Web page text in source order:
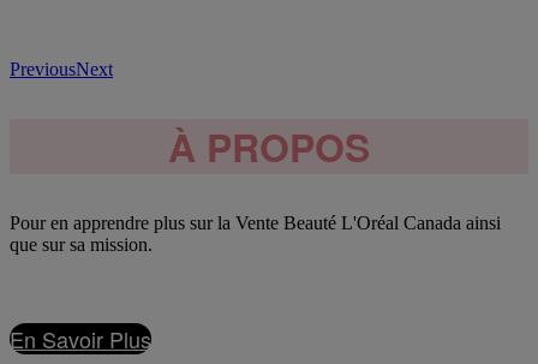
PreviousNext
À PROPOS
Pour en apprendre plus sur la Vente Beauté L'Oréal Canada ainsi
que sur sa mission.
En Savoir Plus